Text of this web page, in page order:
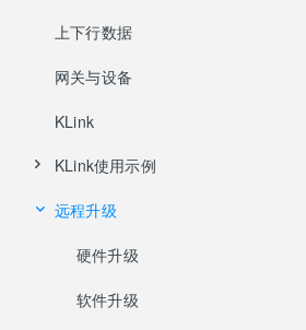
使用开放协议自主接入
MQTT协议接入
使用SDK接入
CoAP协议接入
LwM2M协议接入
HTTP协议接入
NB运营商设备接入
设备导出
禁用启用与删除
上下行数据
网关与设备
KLink
KLink使用示例
KLink普通设备使用示例
KLink网关与子设备使用示例
远程升级
硬件升级
软件升级